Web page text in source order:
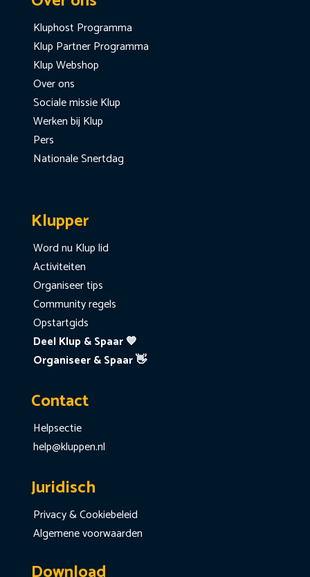
Kluphost Programma
Klup Partner Programma
Klup Webshop
Over ons
Sociale missie Klup
Werken bij Klup
Pers
Nationale Snertdag
Klupper
Word nu Klup lid
Activiteiten
Organiseer tips
Community regels
Opstartgids
Deel Klup & Spaar 💙
Organiseer & Spaar 👋
Contact
Helpsectie
help@kluppen.nl
Juridisch
Privacy & Cookiebeleid
Algemene voorwaarden